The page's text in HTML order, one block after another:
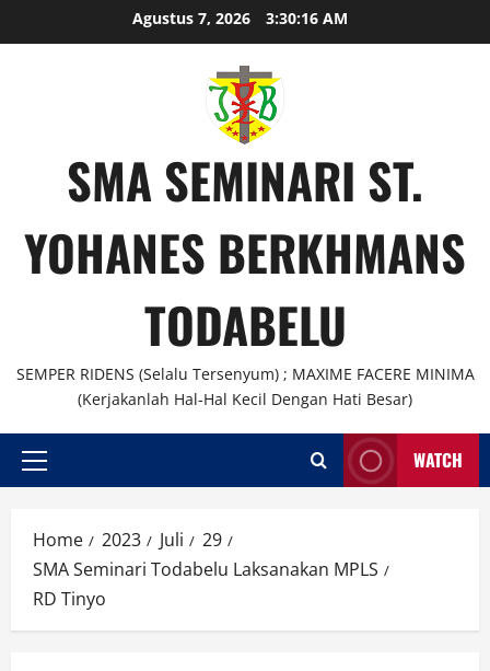
to
Agustus 7, 2026 3:30:16 AM
SMA SEMINARI ST.
YOHANES BERKHMANS
TODABELU
SEMPER RIDENS (Selalu Tersenyum) ; MAXIME FACERE MINIMA
(Kerjakanlah Hal-Hal Kecil Dengan Hati Besar)
Primary
WATCH
Home 2023 Juli
29
SMA Seminari Todabelu Laksanakan MPLS
RD Tinyo